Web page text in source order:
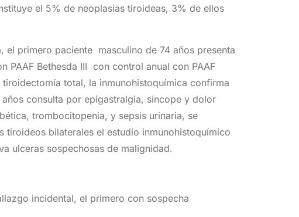
el 5% de neoplasias tiroideas, 3% de ellos
el primero paciente masculino de 74 años presenta
PAAF Bethesda III con control anual con PAAF
total, la inmunohistoquímica confirma
consulta por epigastralgia, síncope y dolor
trombocitopenia, y sepsis urinaria, se
bilaterales el estudio inmunohistoquímico
ulceras sospechosas de malignidad.
incidental, el primero con sospecha